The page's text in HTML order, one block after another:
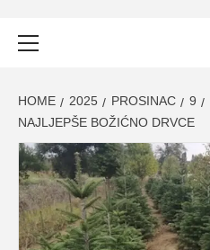
HOME 2025 PROSINAC 9
NAJLJEPŠE BOŽIĆNO DRVCE